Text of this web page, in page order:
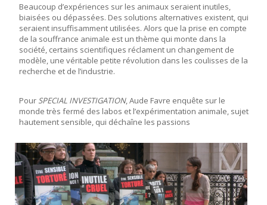
Beaucoup d’expériences sur les animaux seraient inutiles,
biaisées ou dépassées. Des solutions alternatives existent, qui
seraient insuffisamment utilisées. Alors que la prise en compte
de la souffrance animale est un thème qui monte dans la
société, certains scientifiques réclament un changement de
modèle, une véritable petite révolution dans les coulisses de la
recherche et de l’industrie.
Pour SPECIAL INVESTIGATION, Aude Favre enquête sur le
monde très fermé des labos et l’expérimentation animale, sujet
hautement sensible, qui déchaîne les passions